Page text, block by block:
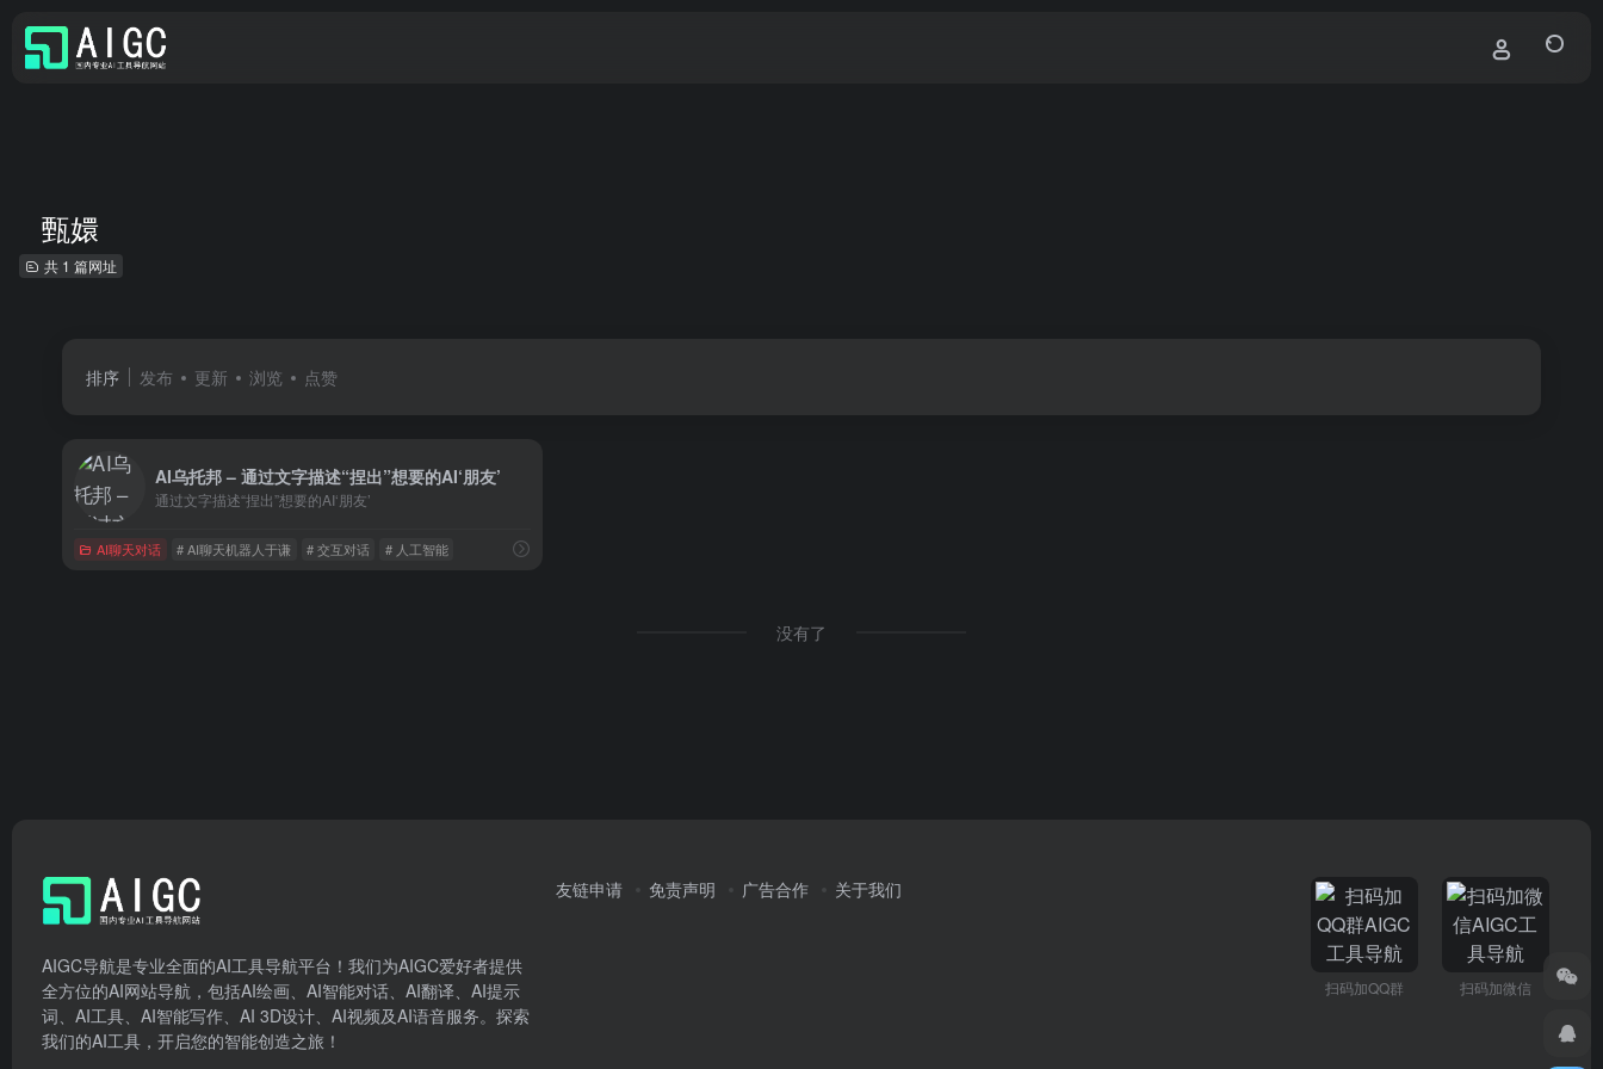
甄嬛
共 1 篇网址
排序 发布 更新 浏览 点赞
AI乌托邦 – 通过文字描述“捏出”想要的AI‘朋友’
通过文字描述“捏出”想要的AI‘朋友’
AI聊天对话 # AI聊天机器人于谦 # 交互对话 # 人工智能
没有了
AIGC导航是专业全面的AI工具导航平台！我们为AIGC爱好者提供
全方位的AI网站导航，包括AI绘画、AI智能对话、AI翻译、AI提示
词、AI工具、AI智能写作、AI 3D设计、AI视频及AI语音服务。探索
我们的AI工具，开启您的智能创造之旅！
友链申请 免责声明 广告合作 关于我们
扫码加QQ群 扫码加微信